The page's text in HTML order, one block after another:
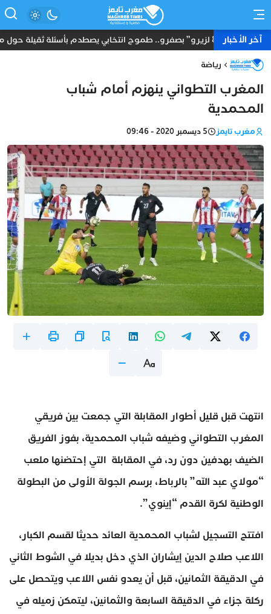
آخر الأخبار
“8 لزيرو” بصفرو.. طموح انتخابي يصطدم بأسئلة ثقيلة حول ماضي أحد مرشحي الأحرار بأمريكا
رياضة
المغرب التطواني ينهزم أمام شباب
المحمدية
مغرب تايمز 5 ديسمبر 2020 - 09:46
انتهت قبل قليل أطوار المقابلة التي جمعت بين فريقي
المغرب التطواني وضيفه شباب المحمدية، بفوز الفريق
الضيف بهدفين دون رد، في المقابلة التي إحتضنها ملعب
“مولاي عبد الله” بالرباط، برسم الجولة الأولى من البطولة
الوطنية لكرة القدم “إينوي”.
افتتح التسجيل لشباب المحمدية العائد حديثا لقسم الكبار،
اللاعب صلاح الدين إيشاران الذي دخل بديلا في الشوط الثاني
في الدقيقة الثمانين، قبل أن يعدو نفس اللاعب ويتحصل على
ركلة جزاء في الدقيقة السابعة والثمانين، ليتمكن زميله في